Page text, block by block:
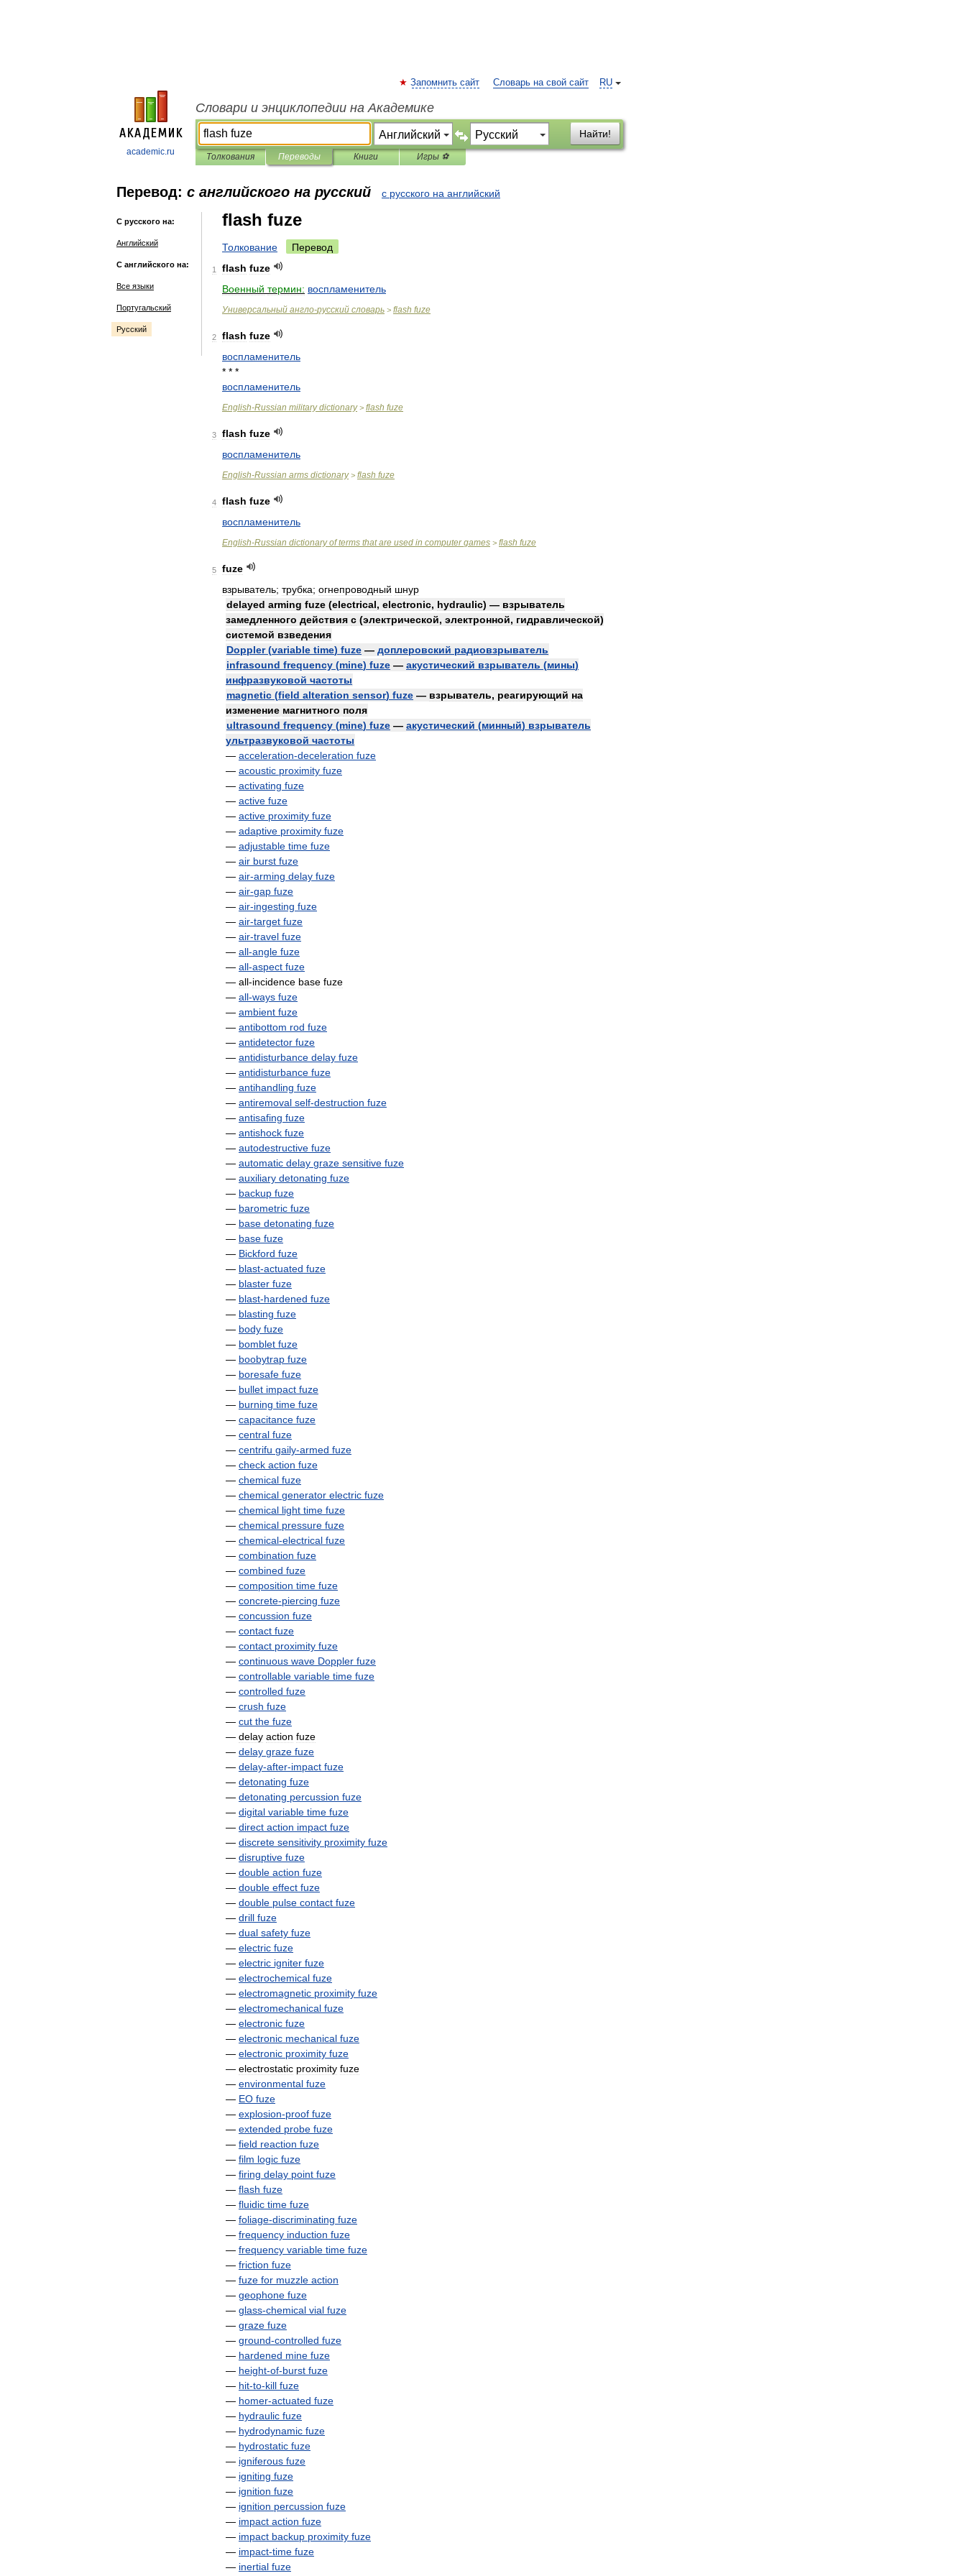
academic.ru
RU
Запомнить сайт Словарь на свой сайт
Словари и энциклопедии на Академике
Найти!
Толкования Переводы Книги Игры ⚽
Перевод: с английского на русский с русского на английский
С русского на:
Английский
С английского на:
Все языки
Португальский
Русский
flash fuze
Толкование Перевод
1 flash fuze
Военный термин: воспламенитель
Универсальный англо-русский словарь > flash fuze
2 flash fuze
воспламенитель
* * *
воспламенитель
English-Russian military dictionary> flash fuze
3 flash fuze
воспламенитель
English-Russian arms dictionary> flash fuze
4 flash fuze
воспламенитель
English-Russian dictionary of terms that are used in computer games > flash fuze
5
fuze
взрыватель; трубка; огнепроводный шнур
delayed arming fuze (electrical, electronic, hydraulic) — взрыватель
замедленного действия с (электрической, электронной, гидравлической)
системой взведения
Doppler(variable time) fuze — доплеровский радиовзрыватель
infrasound frequency (mine) fuze — акустический взрыватель (мины)
инфразвуковой частоты
magnetic (field alteration sensor) fuze — взрыватель, реагирующий на
изменение магнитного поля
ultrasound frequency (mine) fuze — акустический (минный) взрыватель
ультразвуковой частоты
— acceleration-deceleration fuze
— acoustic proximity fuze
— activating fuze
— active fuze
— active proximity fuze
— adaptive proximity fuze
— adjustable time fuze
— air burst fuze
— air-arming delay fuze
— air-gap fuze
— air-ingesting fuze
— air-target fuze
— air-travel fuze
— all-angle fuze
— all-aspect fuze
— all-incidence base fuze
— all-ways fuze
— ambient fuze
— antibottom rod fuze
— antidetector fuze
— antidisturbance delay fuze
— antidisturbance fuze
— antihandling fuze
— antiremoval self-destruction fuze
— antisafing fuze
— antishock fuze
— autodestructive fuze
— automatic delay graze sensitive fuze
— auxiliary detonating fuze
— backup fuze
— barometric fuze
— base detonating fuze
— base fuze
— Bickford fuze
— blast-actuated fuze
— blaster fuze
— blast-hardened fuze
— blasting fuze
— body fuze
— bomblet fuze
— boobytrap fuze
— boresafe fuze
— bullet impact fuze
— burning time fuze
— capacitance fuze
— central fuze
— centrifu gaily-armed fuze
— check action fuze
— chemical fuze
— chemical generator electric fuze
— chemical light time fuze
— chemical pressure fuze
— chemical-electrical fuze
— combination fuze
— combined fuze
— composition time fuze
— concrete-piercing fuze
— concussion fuze
— contact fuze
— contact proximity fuze
— continuous wave Doppler fuze
— controllable variable time fuze
— controlled fuze
— crush fuze
— cut the fuze
— delay action fuze
— delay graze fuze
— delay-after-impact fuze
— detonating fuze
— detonating percussion fuze
— digital variable time fuze
— direct action impact fuze
— discrete sensitivity proximity fuze
— disruptive fuze
— double action fuze
— double effect fuze
— double pulse contact fuze
— drill fuze
— dual safety fuze
— electric fuze
— electric igniter fuze
— electrochemical fuze
— electromagnetic proximity fuze
— electromechanical fuze
— electronic fuze
— electronic mechanical fuze
— electronic proximity fuze
— electrostatic proximity fuze
— environmental fuze
— EO fuze
— explosion-proof fuze
— extended probe fuze
— field reaction fuze
— film logic fuze
— firing delay point fuze
— flash fuze
— fluidic time fuze
— foliage-discriminating fuze
— frequency induction fuze
— frequency variable time fuze
— friction fuze
— fuze for muzzle action
— geophone fuze
— glass-chemical vial fuze
— graze fuze
— ground-controlled fuze
— hardened mine fuze
— height-of-burst fuze
— hit-to-kill fuze
— homer-actuated fuze
— hydraulic fuze
— hydrodynamic fuze
— hydrostatic fuze
— igniferous fuze
— igniting fuze
— ignition fuze
— ignition percussion fuze
— impact action fuze
— impact backup proximity fuze
— impact-time fuze
— inertial fuze